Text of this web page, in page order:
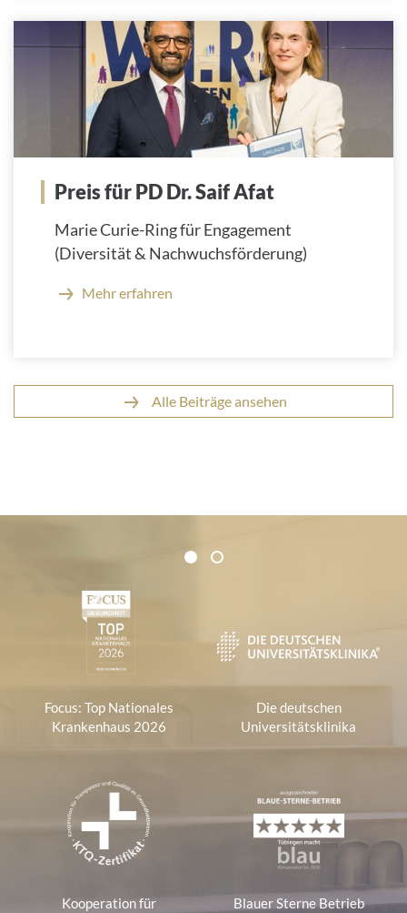
Preis für PD Dr. Saif Afat
Marie Curie-Ring für Engagement
(Diversität & Nachwuchsförderung)
Mehr erfahren
Alle Beiträge ansehen
Zertifikate und Verbände
1 2
Focus: Top Nationales
Krankenhaus 2026
Die deutschen
Universitätsklinika
Kooperation für
Blauer Sterne Betrieb